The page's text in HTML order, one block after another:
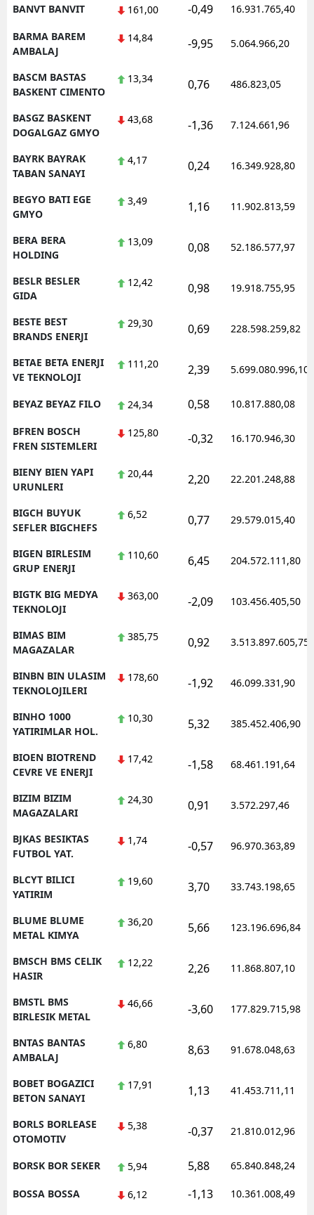
BANVT BANVIT 161,00 -0,49 16.931.765,40
BARMA BAREM
AMBALAJ
14,84 -9,95 5.064.966,20
BASCM BASTAS
BASKENT CIMENTO
13,34 0,76 486.823,05
BASGZ BASKENT
DOGALGAZ GMYO
43,68 -1,36 7.124.661,96
BAYRK BAYRAK
TABAN SANAYI
4,17 0,24 16.349.928,80
BEGYO BATI EGE
GMYO
3,49 1,16 11.902.813,59
BERA BERA
HOLDING
13,09 0,08 52.186.577,97
BESLR BESLER
GIDA
12,42 0,98 19.918.755,95
BESTE BEST
BRANDS ENERJI
29,30 0,69 228.598.259,82
BETAE BETA ENERJI
VE TEKNOLOJI
111,20 2,39 5.699.080.996,10
BEYAZ BEYAZ FILO 24,34 0,58 10.817.880,08
BFREN BOSCH
FREN SISTEMLERI
125,80 -0,32 16.170.946,30
BIENY BIEN YAPI
URUNLERI
20,44 2,20 22.201.248,88
BIGCH BUYUK
SEFLER BIGCHEFS
6,52 0,77 29.579.015,40
BIGEN BIRLESIM
GRUP ENERJI
110,60 6,45 204.572.111,80
BIGTK BIG MEDYA
TEKNOLOJI
363,00 -2,09 103.456.405,50
BIMAS BIM
MAGAZALAR
385,75 0,92 3.513.897.605,75
BINBN BIN ULASIM
TEKNOLOJILERI
178,60 -1,92 46.099.331,90
BINHO 1000
YATIRIMLAR HOL.
10,30 5,32 385.452.406,90
BIOEN BIOTREND
CEVRE VE ENERJI
17,42 -1,58 68.461.191,64
BIZIM BIZIM
MAGAZALARI
24,30 0,91 3.572.297,46
BJKAS BESIKTAS
FUTBOL YAT.
1,74 -0,57 96.970.363,89
BLCYT BILICI
YATIRIM
19,60 3,70 33.743.198,65
BLUME BLUME
METAL KIMYA
36,20 5,66 123.196.696,84
BMSCH BMS CELIK
HASIR
12,22 2,26 11.868.807,10
BMSTL BMS
BIRLESIK METAL
46,66 -3,60 177.829.715,98
BNTAS BANTAS
AMBALAJ
6,80 8,63 91.678.048,63
BOBET BOGAZICI
BETON SANAYI
17,91 1,13 41.453.711,11
BORLS BORLEASE
OTOMOTIV
5,38 -0,37 21.810.012,96
BORSK BOR SEKER 5,94 5,88 65.840.848,24
BOSSA BOSSA 6,12 -1,13 10.361.008,49